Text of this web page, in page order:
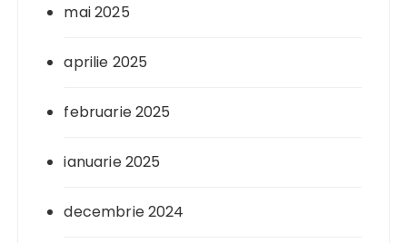
mai 2025
aprilie 2025
februarie 2025
ianuarie 2025
decembrie 2024